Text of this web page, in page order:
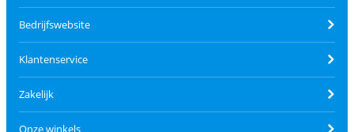
Bedrijfswebsite
Klantenservice
Zakelijk
Onze winkels